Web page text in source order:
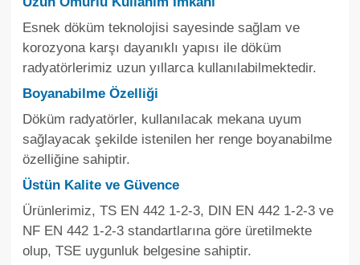
Esnek döküm teknolojisi sayesinde sağlam ve
korozyona karşı dayanıklı yapısı ile döküm
radyatörlerimiz uzun yıllarca kullanılabilmektedir.
Boyanabilme Özelliği
Döküm radyatörler, kullanılacak mekana uyum
sağlayacak şekilde istenilen her renge boyanabilme
özelliğine sahiptir.
Üstün Kalite ve Güvence
Ürünlerimiz, TS EN 442 1-2-3, DIN EN 442 1-2-3 ve
NF EN 442 1-2-3 standartlarına göre üretilmekte
olup, TSE uygunluk belgesine sahiptir.